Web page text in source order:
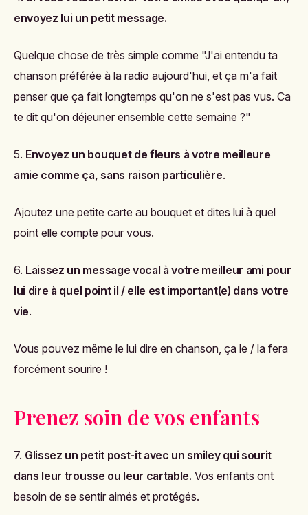
envoyez lui un petit message.
Quelque chose de très simple comme "J'ai entendu ta
chanson préférée à la radio aujourd'hui, et ça m'a fait
penser que ça fait longtemps qu'on ne s'est pas vus. Ca
te dit qu'on déjeuner ensemble cette semaine ?"
5. Envoyez un bouquet de fleurs à votre meilleure
amie comme ça, sans raison particulière.
Ajoutez une petite carte au bouquet et dites lui à quel
point elle compte pour vous.
6. Laissez un message vocal à votre meilleur ami pour
lui dire à quel point il / elle est important(e) dans votre
vie.
Vous pouvez même le lui dire en chanson, ça le / la fera
forcément sourire !
Prenez soin de vos enfants
7. Glissez un petit post-it avec un smiley qui sourit
dans leur trousse ou leur cartable. Vos enfants ont
besoin de se sentir aimés et protégés.